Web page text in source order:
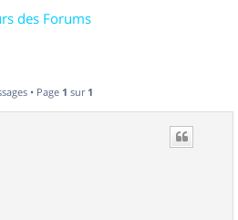
des Forums
• Page 1 sur 1